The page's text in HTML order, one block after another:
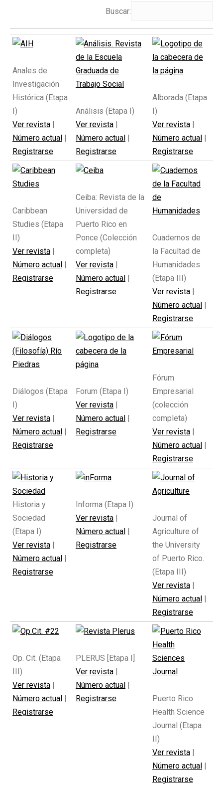
Buscar:
Anales de
Investigación
Histórica (Etapa
I)
Ver revista |
Número actual |
Registrarse
Análisis (Etapa I)
Ver revista |
Número actual |
Registrarse
Alborada (Etapa
I)
Ver revista |
Número actual |
Registrarse
Caribbean
Studies (Etapa
II)
Ver revista |
Número actual |
Registrarse
Ceiba: Revista de la
Universidad de
Puerto Rico en
Ponce (Colección
completa)
Ver revista |
Número actual |
Registrarse
Cuadernos de
la Facultad de
Humanidades
(Etapa III)
Ver revista |
Número actual |
Registrarse
Diálogos (Etapa
I)
Ver revista |
Número actual |
Registrarse
Forum (Etapa I)
Ver revista |
Número actual |
Registrarse
Fórum
Empresarial
(colección
completa)
Ver revista |
Número actual |
Registrarse
Historia y
Sociedad
(Etapa I)
Ver revista |
Número actual |
Registrarse
Informa (Etapa I)
Ver revista |
Número actual |
Registrarse
Journal of
Agriculture of
the University
of Puerto Rico.
(Etapa III)
Ver revista |
Número actual |
Registrarse
Op. Cit. (Etapa
III)
Ver revista |
Número actual |
Registrarse
PLERUS [Etapa I]
Ver revista |
Número actual |
Registrarse
Puerto Rico
Health Science
Journal (Etapa
II)
Ver revista |
Número actual |
Registrarse